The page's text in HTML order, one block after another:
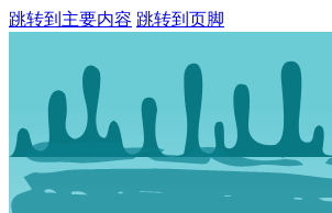
跳转到主要内容 跳转到页脚